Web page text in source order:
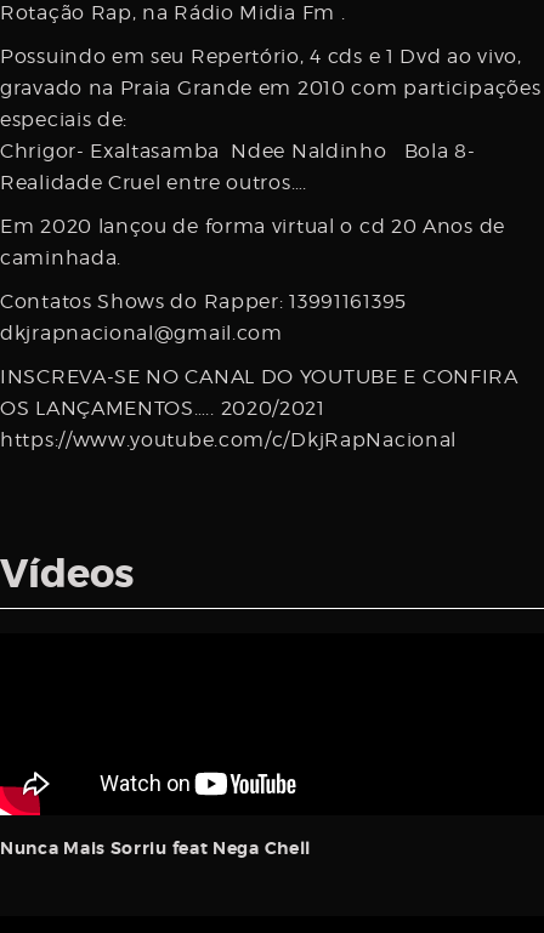
Rotação Rap, na Rádio Midia Fm .
Possuindo em seu Repertório, 4 cds e 1 Dvd ao vivo,
gravado na Praia Grande em 2010 com participações
especiais de:
Chrigor- Exaltasamba Ndee Naldinho Bola 8-
Realidade Cruel entre outros….
Em 2020 lançou de forma virtual o cd 20 Anos de
caminhada.
Contatos Shows do Rapper: 13991161395
dkjrapnacional@gmail.com
INSCREVA-SE NO CANAL DO YOUTUBE E CONFIRA
OS LANÇAMENTOS….. 2020/2021
https://www.youtube.com/c/DkjRapNacional
Vídeos
Nunca Mais Sorriu feat Nega Chell